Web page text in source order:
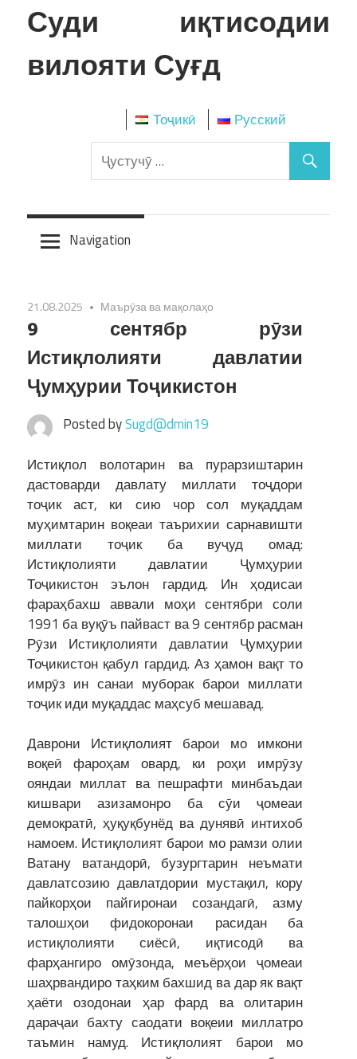
Skip
to
Суди иқтисодии
вилояти Суғд
Тоҷикӣ Русский
Navigation
21.08.2025 Маърӯза ва мақолаҳо
9 сентябр рӯзи
Истиқлолияти давлатии
Ҷумҳурии Тоҷикистон
Posted bySugd@dmin19
Истиқлол волотарин ва пурарзиштарин
дастоварди давлату миллати тоҷдори
тоҷик аст, ки сию чор сол муқаддам
муҳимтарин воқеаи таърихии сарнавишти
миллати тоҷик ба вуҷуд омад:
Истиқлолияти давлатии Ҷумҳурии
Тоҷикистон эълон гардид. Ин ҳодисаи
фараҳбахш аввали моҳи сентябри соли
1991 ба вуқӯъ пайваст ва 9 сентябр расман
Рӯзи Истиқлолияти давлатии Ҷумҳурии
Тоҷикистон қабул гардид. Аз ҳамон вақт то
имрӯз ин санаи муборак барои миллати
тоҷик иди муқаддас маҳсуб мешавад.
Даврони Истиқлолият барои мо имкони
воқеӣ фароҳам овард, ки роҳи имрӯзу
ояндаи миллат ва пешрафти минбаъдаи
кишвари азизамонро ба сӯи ҷомеаи
демократӣ, ҳуқуқбунёд ва дунявӣ интихоб
намоем. Истиқлолият барои мо рамзи олии
Ватану ватандорӣ, бузургтарин неъмати
давлатсозию давлатдории мустақил, кору
пайкорҳои пайгиронаи созандагӣ, азму
талошҳои фидокоронаи расидан ба
истиқлолияти сиёсӣ, иқтисодӣ ва
фарҳангиро омӯзонда, меъёрҳои ҷомеаи
шаҳрвандиро таҳким бахшид ва дар як вақт
ҳаёти озодонаи ҳар фард ва олитарин
дараҷаи бахту саодати воқеии миллатро
таъмин намуд. Истиқлолият барои мо